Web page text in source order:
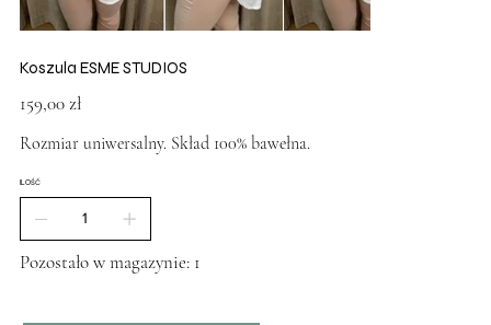
Koszula ESME STUDIOS
159,00 zł
Rozmiar uniwersalny. Skład 100% bawełna.
ILOŚĆ
Pozostało w magazynie: 1